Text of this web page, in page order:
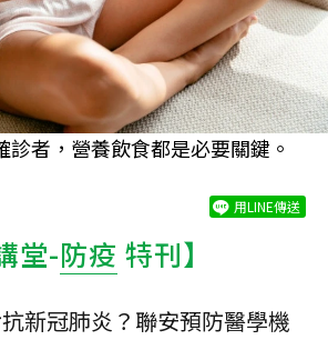
者，營養飲食都是必要關鍵。
用LINE傳送
堂-防疫 特刊】
新冠肺炎？聯安預防醫學機